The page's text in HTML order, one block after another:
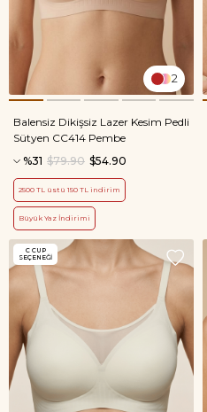
2
Balensiz Dikişsiz Lazer Kesim Pedli
Sütyen CC414 Pembe
%31
$54.90
$79.90
2500 TL üstü 150 TL indirim
Büyük Yaz İndirimi
C CUP
SEÇENEĞI